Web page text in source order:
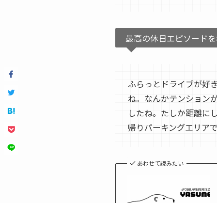
最高の休日エピソード
ふらっとドライブが好
ね。なんかテンション
したね。たしか距離に
帰りパーキングエリア
あわせて読みたい